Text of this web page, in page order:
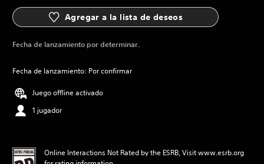
Agregar a la lista de deseos
Fecha de lanzamiento por determinar.
Fecha de lanzamiento: Por confirmar
Juego offline activado
1 jugador
Online Interactions Not Rated by the ESRB, Visit www.esrb.org